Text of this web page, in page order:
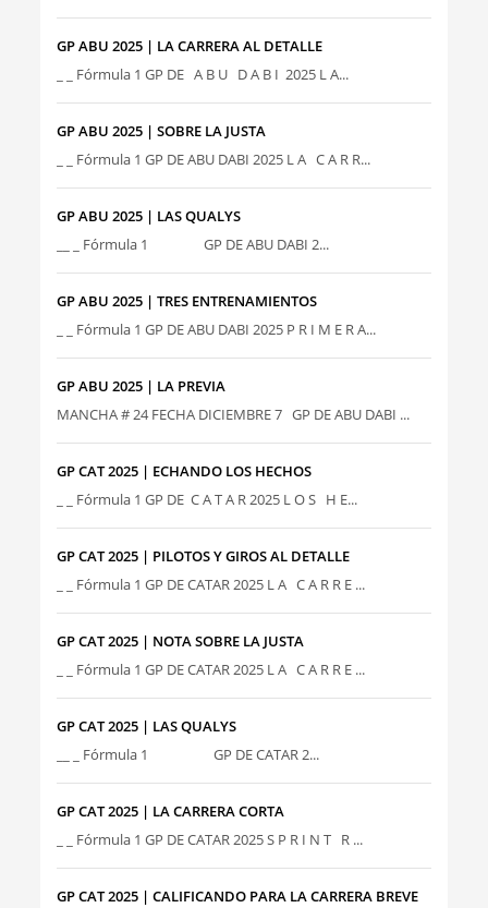
GP ABU 2025 | LA CARRERA AL DETALLE
_ _ Fórmula 1 GP DE A B U D A B I 2025 L A...
GP ABU 2025 | SOBRE LA JUSTA
_ _ Fórmula 1 GP DE ABU DABI 2025 L A C A R R...
GP ABU 2025 | LAS QUALYS
__ _ Fórmula 1 GP DE ABU DABI 2...
GP ABU 2025 | TRES ENTRENAMIENTOS
_ _ Fórmula 1 GP DE ABU DABI 2025 P R I M E R A...
GP ABU 2025 | LA PREVIA
MANCHA # 24 FECHA DICIEMBRE 7 GP DE ABU DABI ...
GP CAT 2025 | ECHANDO LOS HECHOS
_ _ Fórmula 1 GP DE C A T A R 2025 L O S H E...
GP CAT 2025 | PILOTOS Y GIROS AL DETALLE
_ _ Fórmula 1 GP DE CATAR 2025 L A C A R R E ...
GP CAT 2025 | NOTA SOBRE LA JUSTA
_ _ Fórmula 1 GP DE CATAR 2025 L A C A R R E ...
GP CAT 2025 | LAS QUALYS
__ _ Fórmula 1 GP DE CATAR 2...
GP CAT 2025 | LA CARRERA CORTA
_ _ Fórmula 1 GP DE CATAR 2025 S P R I N T R ...
GP CAT 2025 | CALIFICANDO PARA LA CARRERA BREVE